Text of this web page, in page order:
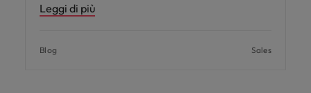
Leggi di più
Blog Sales